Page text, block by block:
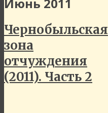
Чернобыльская
зона
отчуждения
(2011). Часть 2